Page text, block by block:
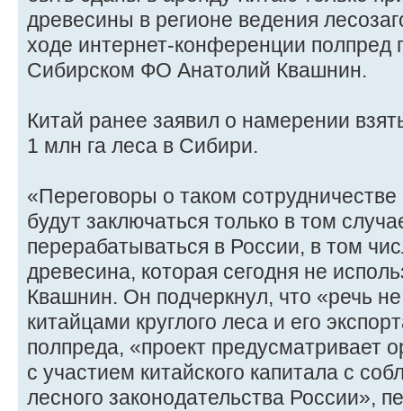
древесины в регионе ведения
ходе интернет-конференции полпред
Сибирском ФО Анатолий Квашнин.
Китай ранее заявил о намерении
1 млн га леса в Сибири.
«Переговоры о таком
будут заключаться только в том
перерабатываться в России, в том
древесина, которая сегодня не
Квашнин. Он подчеркнул, что «речь
китайцами круглого леса и его
полпреда, «проект предусматривает
с участием китайского капитала с
лесного законодательства России»,